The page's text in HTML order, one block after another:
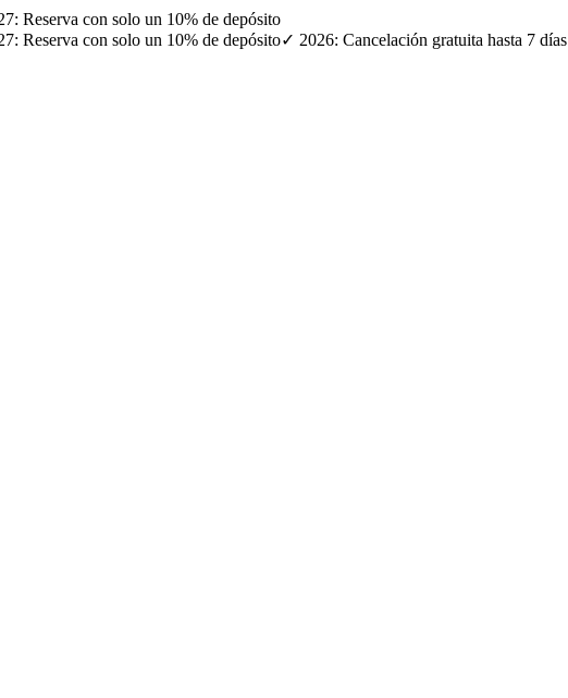
Reserva con solo un 10% de depósito
Reserva con solo un 10% de depósito✓ 2026: Cancelación gratuita hasta 7